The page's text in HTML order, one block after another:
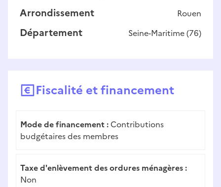
Arrondissement Rouen
Département Seine-Maritime(76)
Fiscalité et financement
Mode de financement : Contributions
budgétaires des membres
Taxe d'enlèvement des ordures ménagères :
Non